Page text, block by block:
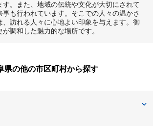
す。また、地域の伝統や文化が大切にされて
事も行われています。そこでの人々の温かさ
、訪れる人々に心地よい印象を与えます。御
調和した魅力的な場所です。
県の他の市区町村から探す